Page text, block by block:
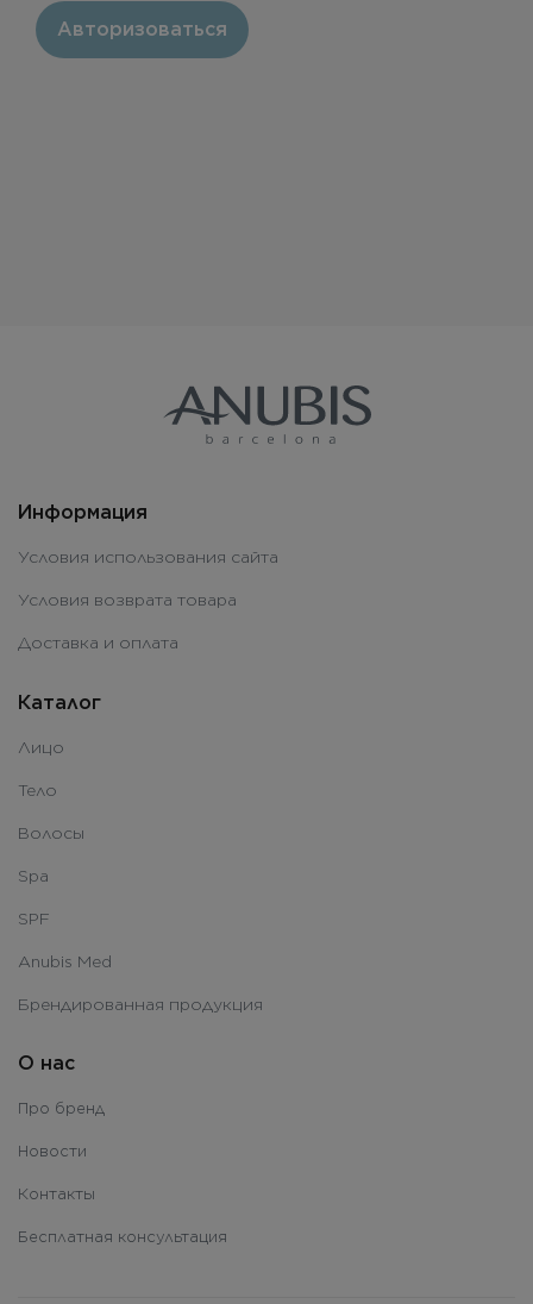
увлажнение» 200ml
Авторизоваться
Информация
Условия использования сайта
Условия возврата товара
Доставка и оплата
Каталог
Лицо
Тело
Волосы
Spa
SPF
Anubis Med
Брендированная продукция
О нас
Про бренд
Новости
Контакты
Бесплатная консультация